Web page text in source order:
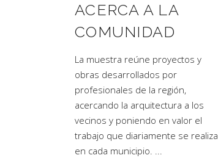
ACERCA A LA
COMUNIDAD
La muestra reúne proyectos y
obras desarrollados por
profesionales de la región,
acercando la arquitectura a los
vecinos y poniendo en valor el
trabajo que diariamente se realiza
en cada municipio.